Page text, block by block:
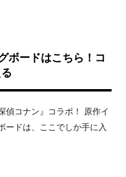
ボードはこちら！コ
偵コナン』コラボ！ 原作イ
ードは、ここでしか手に入